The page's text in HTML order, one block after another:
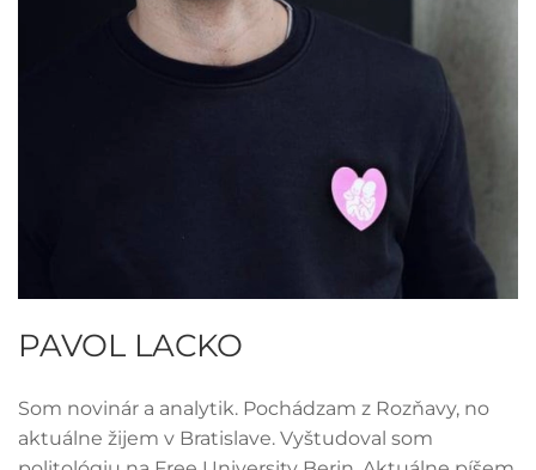
PAVOL LACKO
Som novinár a analytik. Pochádzam z Rozňavy, no
aktuálne žijem v Bratislave. Vyštudoval som